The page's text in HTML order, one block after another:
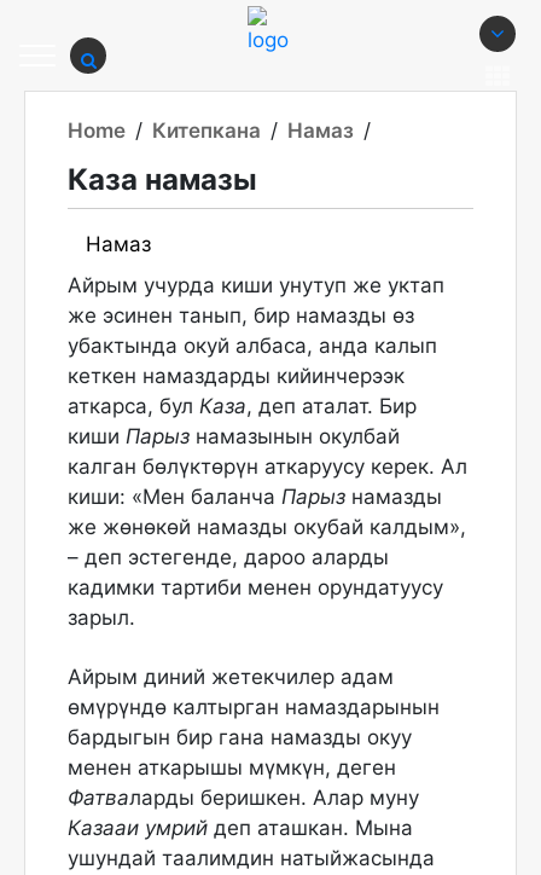
Home / Китепкана / Намаз /
Каза намазы
Намаз
Айрым учурда киши унутуп же уктап
же эсинен танып, бир намазды өз
убактында окуй албаса, анда калып
кеткен намаздарды кийинчерээк
аткарса, бул Каза, деп аталат. Бир
киши Парыз намазынын окулбай
калган бөлүктөрүн аткаруусу керек. Ал
киши: «Мен баланча Парыз намазды
же жөнөкөй намазды окубай калдым»,
– деп эстегенде, дароо аларды
кадимки тартиби менен орундатуусу
зарыл.
Айрым диний жетекчилер адам
өмүрүндө калтырган намаздарынын
бардыгын бир гана намазды окуу
менен аткарышы мүмкүн, деген
Фатваларды беришкен. Алар муну
Казааи умрий деп аташкан. Мына
ушундай таалимдин натыйжасында